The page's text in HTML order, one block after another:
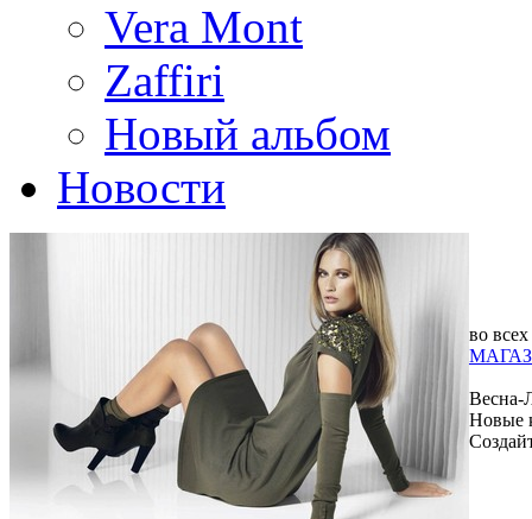
Vera Mont
Zaffiri
Новый альбом
Новости
во всех
Весна-
Новые